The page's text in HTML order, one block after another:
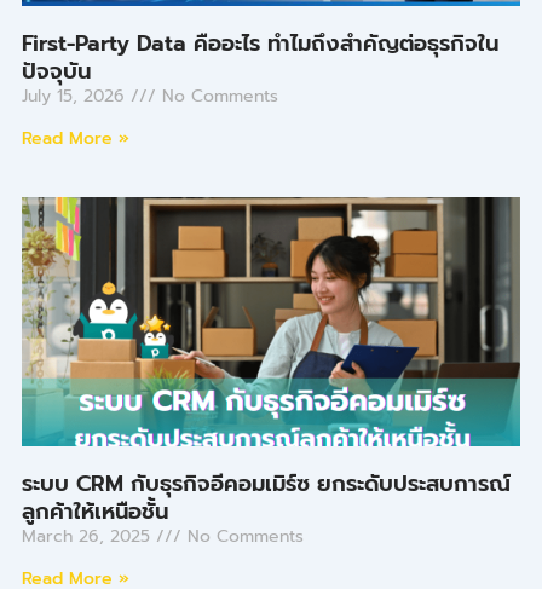
First-Party Data คืออะไร ทำไมถึงสำคัญต่อธุรกิจใน
ปัจจุบัน
July 15, 2026
No Comments
Read More »
ระบบ CRM กับธุรกิจอีคอมเมิร์ซ ยกระดับประสบการณ์
ลูกค้าให้เหนือชั้น
March 26, 2025
No Comments
Read More »